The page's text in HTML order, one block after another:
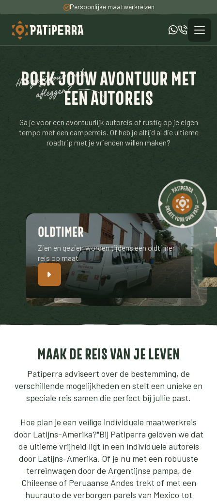
Persoonlijke maatwerkreizen
Een totaal verzorgde reis
BOEK JOUW AVONTUUR MET
EEN AUTOREIS
Ga je voor een avontuurlijk autoreis of rustig op je eigen
tempo met een camperreis. Of heb je altijd al die ultieme
roadtrip met je vrienden willen maken?
OLDTIMER
Zien en gezien worden tijdens een oldtimer
reis op maat
MAAK DE REIS VAN JE LEVEN
Patiperra adviseert over de bestemming, de
verschillende mogelijkheden en stelt een unieke en
speciale reis samen die perfect bij jullie past.
Hoe plan je een veilige individuele maatwerkreis
door Latijns-Amerika?"Bij Patiperra geloven we dat
de ultieme vrijheid ligt in een individuele autoreis
door Latijns-Amerika. Of je nu met een robuuste
terreinwagen door de Argentijnse pampa, de
Chileense of Peruaanse Andes trekt of met een
huurauto de verborgen parels van Mexico tot